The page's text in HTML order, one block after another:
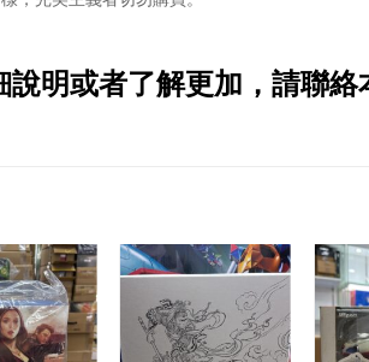
明或者了解更加，請聯絡